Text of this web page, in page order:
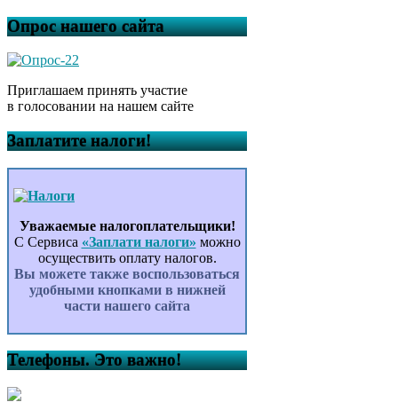
Опрос нашего сайта
Приглашаем принять участие
в голосовании на нашем сайте
Заплатите налоги!
Уважаемые налогоплательщики!
С Сервиса «Заплати налоги» можно
осуществить оплату налогов.
Вы можете также воспользоваться
удобными кнопками в нижней
части нашего сайта
Телефоны. Это важно!